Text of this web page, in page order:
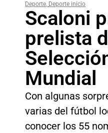
Deporte, Deporte inicio
Scaloni
prelista
Mundial
Con algunas
varias del fútbol
conocer los 55